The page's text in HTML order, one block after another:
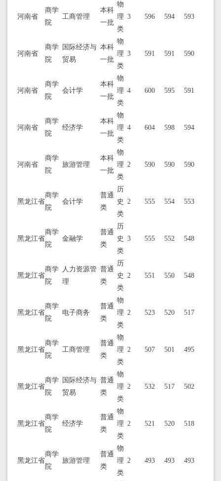
河南省
商学
院
工商管理
本科
一批
物
理
类
3 596 594 593
河南省
商学
院
国际经济与
贸易
本科
一批
物
理
类
3 591 591 590
河南省
商学
院
会计学
本科
一批
物
理
类
4 600 595 591
河南省
商学
院
经济学
本科
一批
物
理
类
4 604 598 594
河南省
商学
院
旅游管理
本科
一批
物
理
类
2 590 590 590
黑龙江省
商学
院
会计学
普通
类
历
史
类
2 555 554 553
黑龙江省
商学
院
金融学
普通
类
历
史
类
3 555 552 548
黑龙江省
商学
院
人力资源管
理
普通
类
历
史
类
2 551 550 548
黑龙江省
商学
院
电子商务
普通
类
物
理
类
2 523 520 517
黑龙江省
商学
院
工商管理
普通
类
物
理
类
2 507 501 495
黑龙江省
商学
院
国际经济与
贸易
普通
类
物
理
类
2 532 517 502
黑龙江省
商学
院
经济学
普通
类
物
理
类
2 521 520 518
黑龙江省
商学
院
旅游管理
普通
类
物
理
类
2 493 493 493